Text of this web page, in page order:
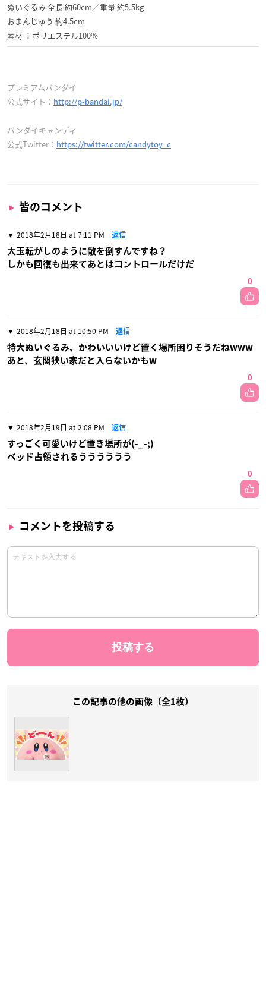
ぬいぐるみ 全長 約60cm／重量 約5.5kg
おまんじゅう 約4.5cm
素材 ：ポリエステル100%
プレミアムバンダイ
公式サイト： http://p-bandai.jp/
バンダイキャンディ
公式Twitter： https://twitter.com/candytoy_c
皆のコメント
2018年2月18日 at 7:11 PM 返信
大玉転がしのように敵を倒すんですね？
しかも回復も出来てあとはコントロールだけだ
0
2018年2月18日 at 10:50 PM 返信
特大ぬいぐるみ、かわいいいけど置く場所困りそうだねwww
あと、玄関狭い家だと入らないかもw
0
2018年2月19日 at 2:08 PM 返信
すっごく可愛いけど置き場所が(-_-;)
ベッド占領されるうううううう
0
コメントを投稿する
この記事の他の画像（全1枚）